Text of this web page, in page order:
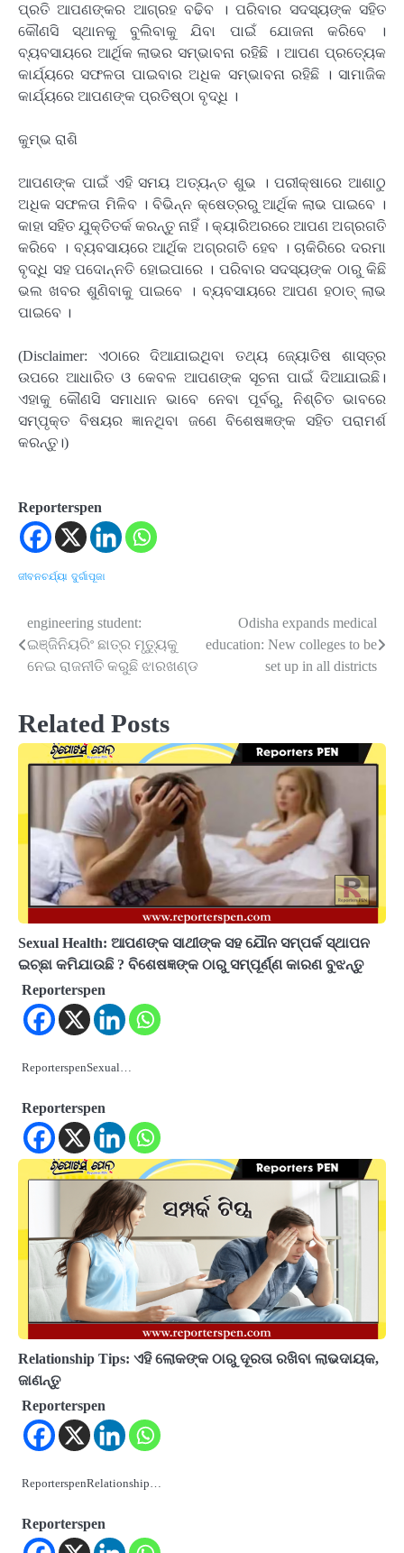
ପ୍ରତି ଆପଣଙ୍କର ଆଗ୍ରହ ବଢିବ । ପରିବାର ସଦସ୍ୟଙ୍କ ସହିତ
କୌଣସି ସ୍ଥାନକୁ ବୁଲିବାକୁ ଯିବା ପାଇଁ ଯୋଜନା କରିବେ ।
ବ୍ୟବସାୟରେ ଆର୍ଥିକ ଲାଭର ସମ୍ଭାବନା ରହିଛି । ଆପଣ ପ୍ରତ୍ୟେକ
କାର୍ଯ୍ୟରେ ସଫଳତା ପାଇବାର ଅଧିକ ସମ୍ଭାବନା ରହିଛି । ସାମାଜିକ
କାର୍ଯ୍ୟରେ ଆପଣଙ୍କ ପ୍ରତିଷ୍ଠା ବୃଦ୍ଧି ।
କୁମ୍ଭ ରାଶି
ଆପଣଙ୍କ ପାଇଁ ଏହି ସମୟ ଅତ୍ୟନ୍ତ ଶୁଭ । ପରୀକ୍ଷାରେ ଆଶାଠୁ
ଅଧିକ ସଫଳତା ମିଳିବ । ବିଭିନ୍ନ କ୍ଷେତ୍ରରୁ ଆର୍ଥିକ ଲାଭ ପାଇବେ ।
କାହା ସହିତ ଯୁକ୍ତିତର୍କ କରନ୍ତୁ ନାହିଁ । କ୍ୟାରିଅରରେ ଆପଣ ଅଗ୍ରଗତି
କରିବେ । ବ୍ୟବସାୟରେ ଆର୍ଥିକ ଅଗ୍ରଗତି ହେବ । ଚାକିରିରେ ଦରମା
ବୃଦ୍ଧି ସହ ପଦୋନ୍ନତି ହୋଇପାରେ । ପରିବାର ସଦସ୍ୟଙ୍କ ଠାରୁ କିଛି
ଭଲ ଖବର ଶୁଣିବାକୁ ପାଇବେ । ବ୍ୟବସାୟରେ ଆପଣ ହଠାତ୍ ଲାଭ
ପାଇବେ ।
(Disclaimer: ଏଠାରେ ଦିଆଯାଇଥିବା ତଥ୍ୟ ଜ୍ୟୋତିଷ ଶାସ୍ତ୍ର
ଉପରେ ଆଧାରିତ ଓ କେବଳ ଆପଣଙ୍କ ସୂଚନା ପାଇଁ ଦିଆଯାଇଛି।
ଏହାକୁ କୌଣସି ସମାଧାନ ଭାବେ ନେବା ପୂର୍ବରୁ, ନିଶ୍ଚିତ ଭାବରେ
ସମ୍ପୃକ୍ତ ବିଷୟର ଜ୍ଞାନଥିବା ଜଣେ ବିଶେଷଜ୍ଞଙ୍କ ସହିତ ପରାମର୍ଶ
କରନ୍ତୁ।)
Reporterspen
ଜୀବନଚର୍ଯ୍ୟା ଦୁର୍ଗାପୂଜା
Post
navigation
engineering student:
ଇଞ୍ଜିନିୟରିଂ ଛାତ୍ର ମୃତ୍ୟୁକୁ
ନେଇ ରାଜନୀତି କରୁଛି ଝାରଖଣ୍ଡ
Odisha expands medical
education: New colleges to be
set up in all districts
Related Posts
Sexual Health: ଆପଣଙ୍କ ସାଥୀଙ୍କ ସହ ଯୌନ ସମ୍ପର୍କ ସ୍ଥାପନ
ଇଚ୍ଛା କମିଯାଉଛି ? ବିଶେଷଜ୍ଞଙ୍କ ଠାରୁ ସମ୍ପୂର୍ଣ୍ଣ କାରଣ ବୁଝନ୍ତୁ
Reporterspen
ReporterspenSexual…
Reporterspen
Relationship Tips: ଏହି ଲୋକଙ୍କ ଠାରୁ ଦୂରତା ରଖିବା ଲାଭଦାୟକ,
ଜାଣନ୍ତୁ
Reporterspen
ReporterspenRelationship…
Reporterspen